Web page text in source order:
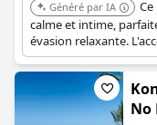
Généré par IA
calme et intime,
évasion relaxante.
un cadre paisible.
No